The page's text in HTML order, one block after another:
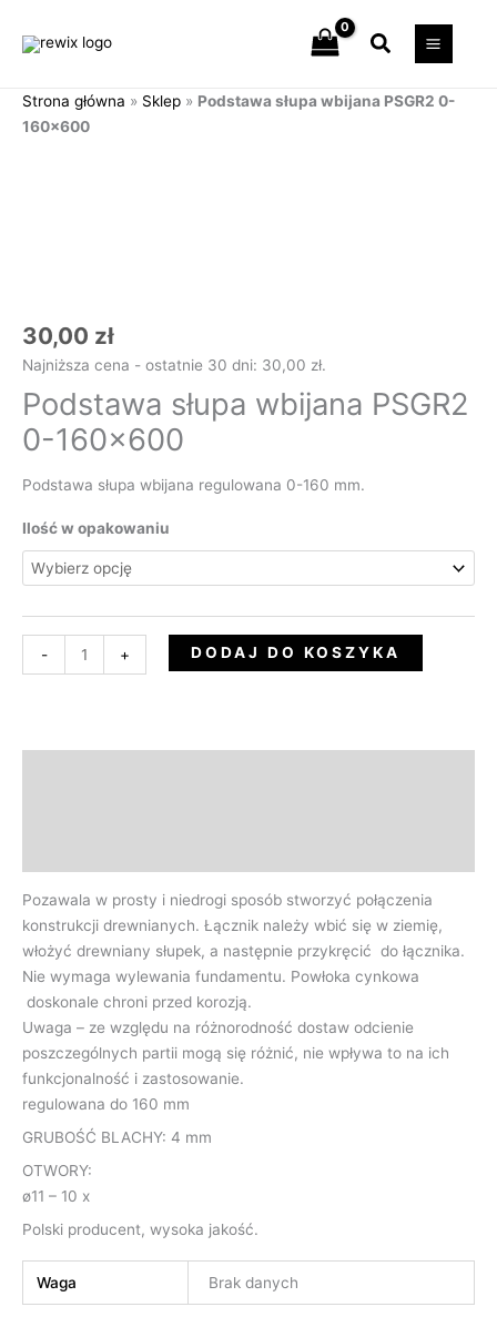
Szukaj
Strona główna » Sklep » Podstawa słupa wbijana PSGR2 0-
160×600
30,00 zł
Najniższa cena - ostatnie 30 dni: 30,00 zł.
Podstawa słupa wbijana PSGR2
0-160×600
Podstawa słupa wbijana regulowana 0-160 mm.
Ilość w opakowaniu
- + DODAJ DO KOSZYKA
Pozawala w prosty i niedrogi sposób stworzyć połączenia
konstrukcji drewnianych. Łącznik należy wbić się w ziemię,
włożyć drewniany słupek, a następnie przykręcić do łącznika.
Nie wymaga wylewania fundamentu. Powłoka cynkowa
doskonale chroni przed korozją.
Uwaga – ze względu na różnorodność dostaw odcienie
poszczególnych partii mogą się różnić, nie wpływa to na ich
funkcjonalność i zastosowanie.
regulowana do 160 mm
GRUBOŚĆ BLACHY: 4 mm
OTWORY:
ø11 – 10 x
Polski producent, wysoka jakość.
Waga Brak danych